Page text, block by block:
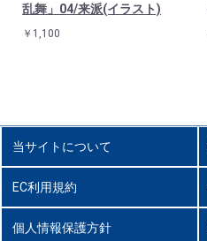
乱舞」04/来派(イラスト)
￥1,100
当サイトについて
EC利用規約
個人情報保護方針